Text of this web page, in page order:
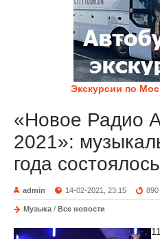
Экскурсии по
«Новое Радио
2021»:
года состоялось
admin 14-02-2021, 23:15 890
Музыка / Все новости